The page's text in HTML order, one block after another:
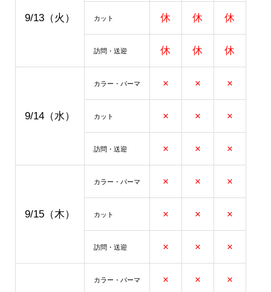
9/13（火） カット 休 休 休
訪問・送迎 休 休 休
9/14（水）
カラー・パーマ × × ×
カット × × ×
訪問・送迎 × × ×
9/15（木）
カラー・パーマ × × ×
カット × × ×
訪問・ 送迎 × × ×
カラー・パーマ × × ×